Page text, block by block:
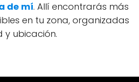
de mí. Allí encontrarás más
en tu zona, organizadas
y ubicación.